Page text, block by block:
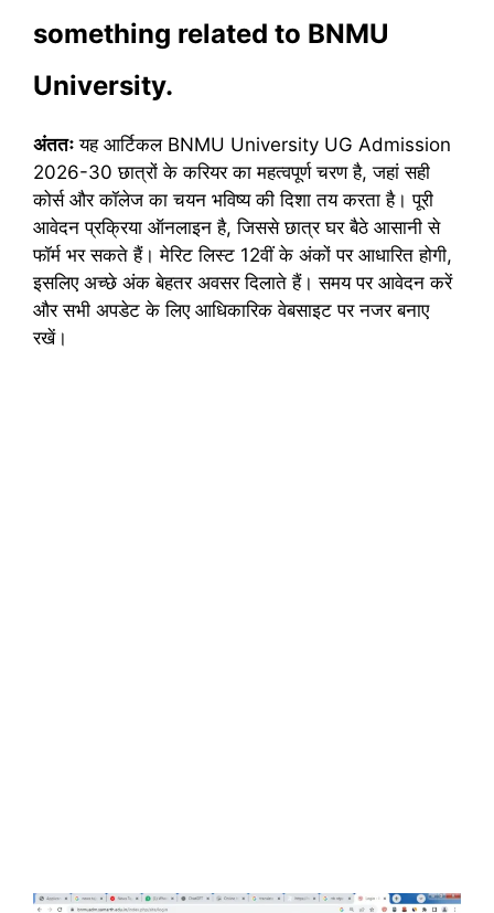
something related to BNMU
University.
अंततः यह आर्टिकल BNMU University UG Admission
2026-30 छात्रों के करियर का महत्वपूर्ण चरण है, जहां सही
कोर्स और कॉलेज का चयन भविष्य की दिशा तय करता है। पूरी
आवेदन प्रक्रिया ऑनलाइन है, जिससे छात्र घर बैठे आसानी से
फॉर्म भर सकते हैं। मेरिट लिस्ट 12वीं के अंकों पर आधारित होगी,
इसलिए अच्छे अंक बेहतर अवसर दिलाते हैं। समय पर आवेदन करें
और सभी अपडेट के लिए आधिकारिक वेबसाइट पर नजर बनाए
रखें।